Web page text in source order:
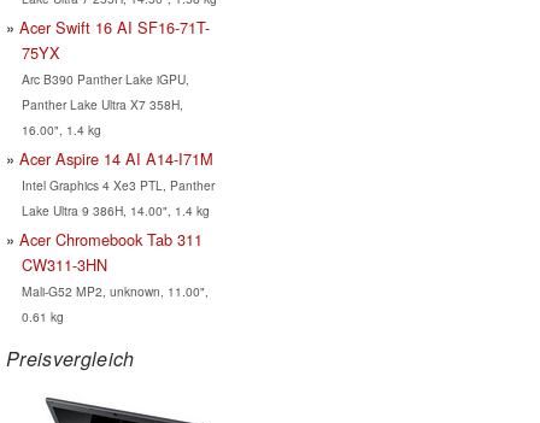
Acer Swift 16 AI SF16-71T-
75YX
Arc B390 Panther Lake iGPU,
Panther Lake Ultra X7 358H,
16.00", 1.4 kg
Acer Aspire 14 AI A14-I71M
Intel Graphics 4 Xe3 PTL, Panther
Lake Ultra 9 386H, 14.00", 1.4 kg
Acer Chromebook Tab 311
CW311-3HN
Mali-G52 MP2, unknown, 11.00",
0.61 kg
Preisvergleich